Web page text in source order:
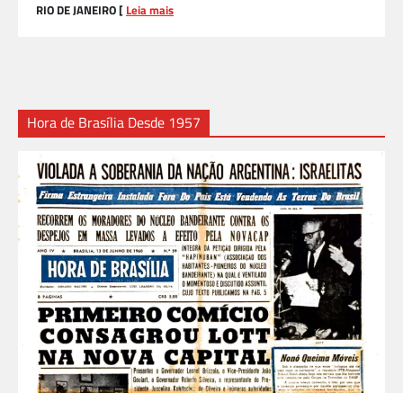
RIO DE JANEIRO [ Leia mais
Hora de Brasília Desde 1957